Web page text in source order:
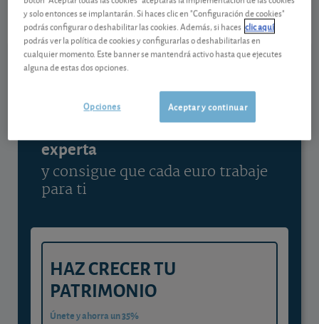
07/08/2026 Fráncfort
Ver detalladamente
experta
y consigue que cada euro trabaje
para ti
HAZ CRECER TU
PATRIMONIO
Únete y ahorra un 35%
y solo entonces se implantarán. Si haces clic en "Configuración de cookies"
podrás configurar o deshabilitar las cookies. Además, si haces clic aquí
podrás ver la política de cookies y configurarlas o deshabilitarlas en
cualquier momento. Este banner se mantendrá activo hasta que ejecutes
alguna de estas dos opciones.
Aceptar y continuar
Opciones